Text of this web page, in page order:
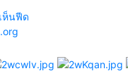
ห็นฟีด